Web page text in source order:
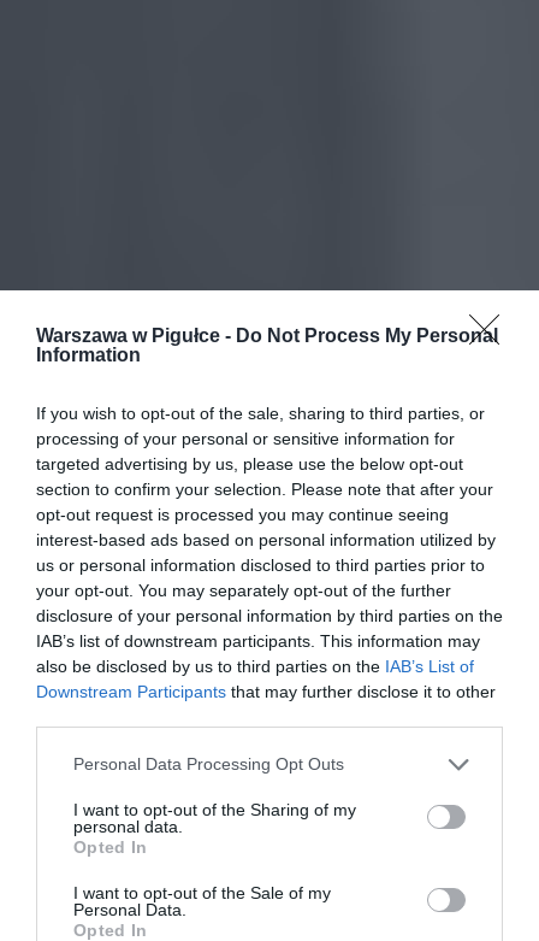
Warszawa w Pigułce - Do Not Process My Personal
Information
If you wish to opt-out of the sale, sharing to third parties, or
processing of your personal or sensitive information for
targeted advertising by us, please use the below opt-out
section to confirm your selection. Please note that after your
opt-out request is processed you may continue seeing
interest-based ads based on personal information utilized by
us or personal information disclosed to third parties prior to
your opt-out. You may separately opt-out of the further
disclosure of your personal information by third parties on the
IAB’s list of downstream participants. This information may
also be disclosed by us to third parties on the IAB’s List of
Downstream Participants that may further disclose it to other
Personal Data Processing Opt Outs
I want to opt-out of the Sharing of my
personal data.
Opted In
I want to opt-out of the Sale of my
Personal Data.
Opted In